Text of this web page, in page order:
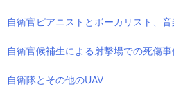
自衛官ピアニストとボーカリスト、
自衛官候補生による射撃場での死傷事
自衛隊とその他のUAV